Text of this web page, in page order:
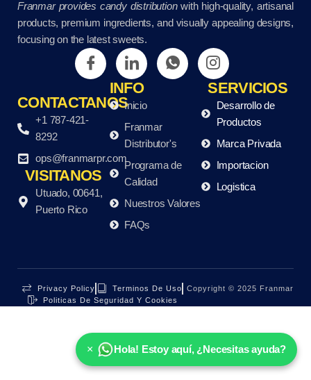
Franmar provides candy distributionwith high-quality, artisanal
products, premium ingredients, and visually appealing designs,
focusing on the latest sweets.
CONTACTANOS
+1 787-421-
8292
ops@franmarpr.com
VISITANOS
Utuado, 00641,
Puerto Rico
INFO
Inicio
Franmar
Distributor's
Programa de
Calidad
Nuestros Valores
FAQs
SERVICIOS
Desarrollo de
Productos
Marca Privada
Importacion
Logistica
Privacy Policy
Terminos De Uso
Politicas De Seguridad Y Cookies
Copyright © 2025 Franmar
× Hola! Estoy aquí, ¿Necesitas ayuda?